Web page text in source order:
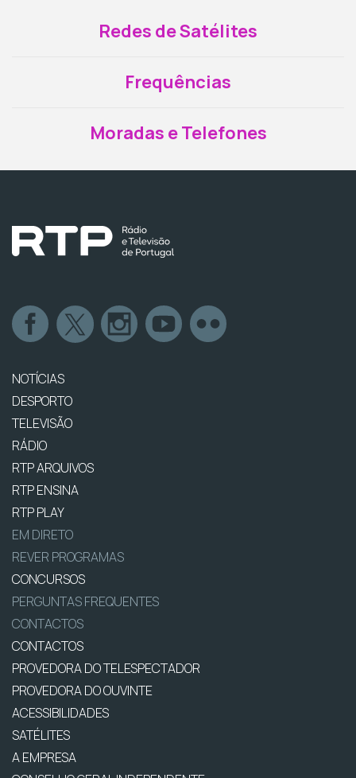
Redes de Satélites
Frequências
Moradas e Telefones
NOTÍCIAS
DESPORTO
TELEVISÃO
RÁDIO
RTP ARQUIVOS
RTP ENSINA
RTP PLAY
EM DIRETO
REVER PROGRAMAS
CONCURSOS
PERGUNTAS FREQUENTES
CONTACTOS
CONTACTOS
PROVEDORA DO TELESPECTADOR
PROVEDORA DO OUVINTE
ACESSIBILIDADES
SATÉLITES
A EMPRESA